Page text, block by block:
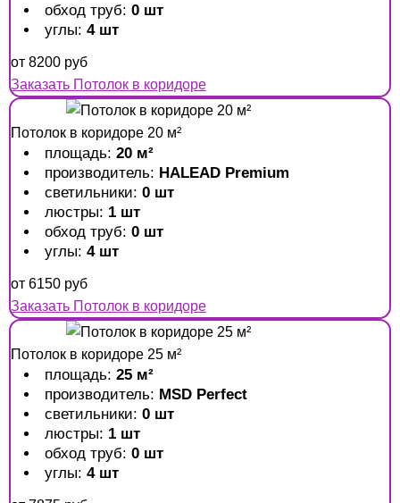
обход труб: 0 шт
углы: 4 шт
от 8200 руб
Заказать Потолок в коридоре
Потолок в коридоре 20 м²
площадь: 20 м²
производитель: HALEAD Premium
светильники: 0 шт
люстры: 1 шт
обход труб: 0 шт
углы: 4 шт
от 6150 руб
Заказать Потолок в коридоре
Потолок в коридоре 25 м²
площадь: 25 м²
производитель: MSD Perfect
светильники: 0 шт
люстры: 1 шт
обход труб: 0 шт
углы: 4 шт